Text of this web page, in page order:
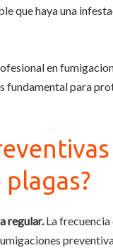
que haya una
en
fundamental para
regular.La frecuencia